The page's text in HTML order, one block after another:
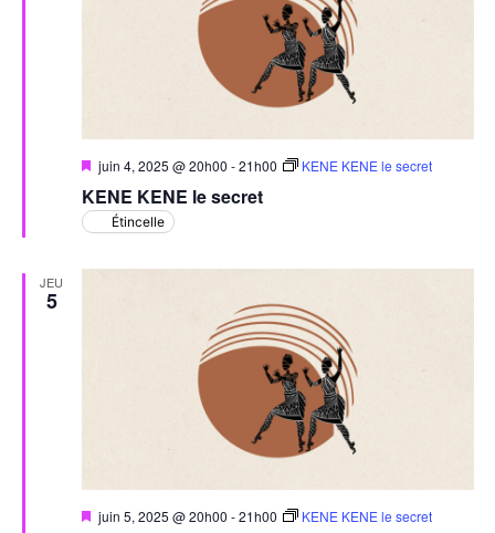
KENE KENE le secret
Mis
avant
juin 4, 2025 @ 20h00 -21h00 KENE KENE le secret
Étincelle
JEU
5
Mis
juin 5, 2025 @ 20h00 -21h00 KENE KENE le secret